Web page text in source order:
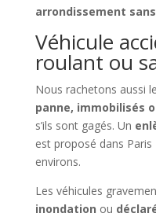
arrondissement
Véhicule
roulant ou
Nous rachetons aussi
panne, immobilisés
s’ils sont gagés. Un
est proposé dans
environs.
Les véhicules
inondation ou